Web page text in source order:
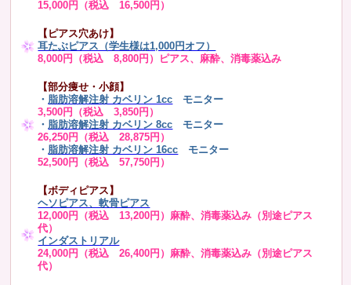
15,000円（税込 16,500円）
【ピアス穴あけ】
耳たぶピアス（学生様は1,000円オフ）
8,000円（税込 8,800円）ピアス、麻酔、消毒薬込み
【部分痩せ・小顔】
・ 脂肪溶解注射 カベリン 1cc モニター
3,500円（税込 3,850円）
・ 脂肪溶解注射 カベリン 8cc モニター
26,250円（税込 28,875円）
・ 脂肪溶解注射 カベリン 16cc
モニター
52,500円（税込 57,750円）
【ボディピアス】
ヘソピアス、軟骨ピアス
12,000円（税込 13,200円）麻酔、消毒薬込み（別途ピアス
代）
インダストリアル
24,000円（税込 26,400円）麻酔、消毒薬込み（別途ピアス
代）